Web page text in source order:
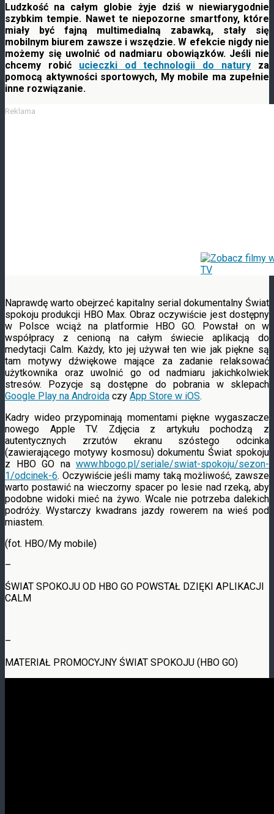
Ludzkość na całym globie żyje dziś w niewiarygodnie
szybkim tempie. Nawet te niepozorne smartfony, które
miały być fajną multimedialną zabawką, stały się
mobilnym biurem zawsze i wszędzie. W efekcie nigdy nie
możemy się uwolnić od nadmiaru obowiązków. Jeśli nie
chcemy robić ucieczki od technologii do natury za
pomocą aktywności sportowych, My mobile ma zupełnie
inne rozwiązanie.
Reklama
Naprawdę warto obejrzeć kapitalny serial dokumentalny Świat
spokoju produkcji HBO Max. Obraz oczywiście jest dostępny
w Polsce wciąż na platformie HBO GO. Powstał on w
współpracy z cenioną na całym świecie aplikacją do
medytacji Calm. Każdy, kto jej używał ten wie jak piękne są
tam motywy dźwiękowe mające za zadanie relaksować
użytkownika oraz uwolnić go od nadmiaru jakichkolwiek
stresów. Pozycje są dostępne do pobrania w sklepach
Google Play na Androida czy App Store w iOS.
Kadry wideo przypominają momentami piękne wygaszacze
nowego Apple TV. Zdjęcia z artykułu pochodzą z
autentycznych zrzutów ekranu szóstego odcinka
(zawierającego motywy kosmosu) dokumentu Świat spokoju
z HBO GO na www.hbogo.pl/seriale/swiat-spokoju/sezon-
1/odcinek-6. Oczywiście jeśli mamy taką możliwość, zawsze
warto postawić na wieczorny spacer po lesie nad rzeką, aby
podobne widoki mieć na żywo. Wcale nie potrzeba dalekich
podróży. Wystarczy kwadrans jazdy rowerem na wieś pod
miastem.
(fot. HBO/My mobile)
–
ŚWIAT SPOKOJU OD HBO GO POWSTAŁ DZIĘKI APLIKACJI
CALM
–
MATERIAŁ PROMOCYJNY ŚWIAT SPOKOJU (HBO GO)